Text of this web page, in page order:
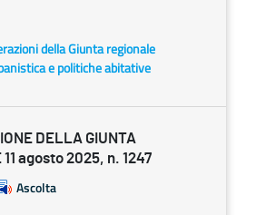
della Giunta regionale
e politiche abitative
DELLA GIUNTA
11 agosto 2025, n. 1247
Ascolta